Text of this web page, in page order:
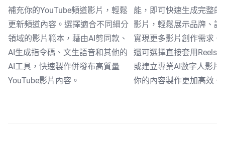
補充你的YouTube頻道影片，輕鬆
更新頻道內容。選擇適合不同細分
領域的影片範本，藉由AI剪同款、
AI生成指令碼、文生語音和其他的
AI工具，快速製作併發布高質量
YouTube影片內容。
能，即可快速生成完整的
影片，輕鬆展示品牌、講
實現更多影片創作需求。
還可選擇直接套用Reels
或建立專業AI數字人影片
你的內容製作更加高效。